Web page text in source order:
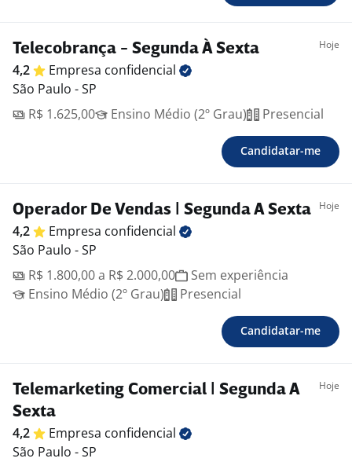
Telecobrança - Segunda À Sexta Hoje
4,2 Empresa confidencial
São Paulo - SP
R$ 1.625,00
Ensino Médio (2º Grau) Presencial
Candidatar-me
Operador De Vendas | Segunda A Sexta Hoje
4,2 Empresa confidencial
São Paulo - SP
R$ 1.800,00 a R$ 2.000,00
Sem experiência
Ensino Médio (2º Grau)
Presencial
Candidatar-me
Telemarketing Comercial | Segunda A
Sexta
Hoje
4,2 Empresa confidencial
São Paulo - SP